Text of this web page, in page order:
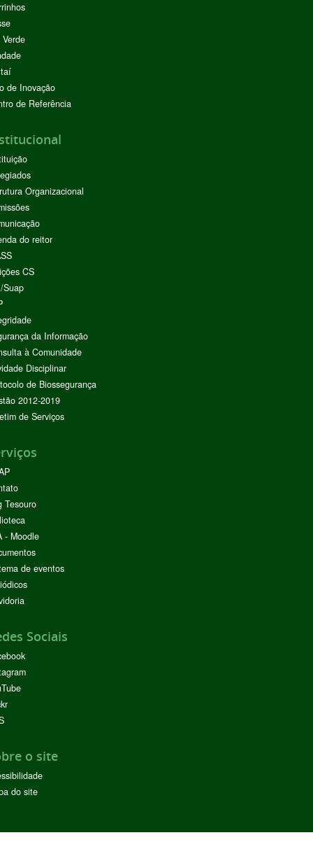
de Inovação
de Referência
Organizacional
do reitor
CS
Suap
da Informação
à Comunidade
Disciplinar
de Biossegurança
2012-2019
de Serviços
Tesouro
- Moodle
de eventos
Sociais
o site
do site